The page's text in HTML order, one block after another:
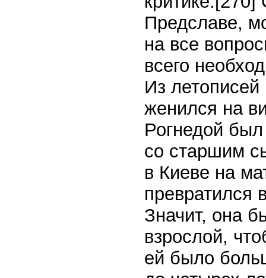
Предславе,
на все
всего
Из летописей
женился на
Рогнедой был
со старшим
в Киеве на
превратился
Значит, она
взрослой,
ей было